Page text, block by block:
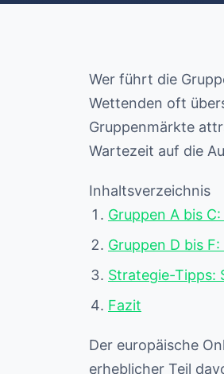
Wer führt die
Wettenden oft
Gruppenmärkte
Wartezeit auf die
Inhaltsverzeichnis
Gruppen A bis
Gruppen D bis
Strategie-Tipps:
Fazit
Der europäische
erheblicher Teil